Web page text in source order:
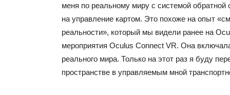
меня по реальному миру с системой
на управление картом. Это похоже на опыт
реальности», который мы видели ранее на
мероприятия Oculus Connect VR. Она
реального мира. Только на этот раз я буду
пространстве в управляемым мной